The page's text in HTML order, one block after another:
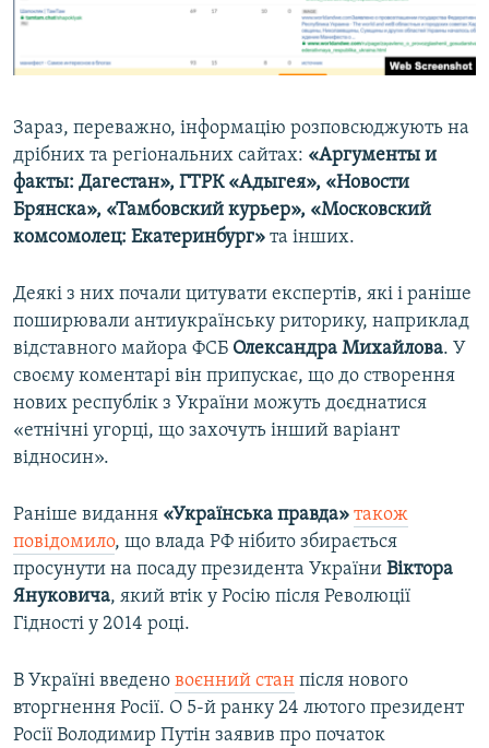
Зараз, переважно, інформацію розповсюджують на
дрібних та регіональних сайтах: «Аргументы и
факты: Дагестан», ГТРК «Адыгея», «Новости
Брянска», «Тамбовский курьер», «Московский
комсомолец: Екатеринбург» та інших.
Деякі з них почали цитувати експертів, які і раніше
поширювали антиукраїнську риторику, наприклад
відставного майора ФСБ Олександра Михайлова. У
своєму коментарі він припускає, що до створення
нових республік з України можуть доєднатися
«етнічні угорці, що захочуть інший варіант
відносин».
Раніше видання «Українська правда» також
повідомило, що влада РФ нібито збирається
просунути на посаду президента України Віктора
Януковича, який втік у Росію після Революції
Гідності у 2014 році.
В Україні введено воєнний стан після нового
вторгнення Росії. О 5-й ранку 24 лютого президент
Росії Володимир Путін заявив про початок